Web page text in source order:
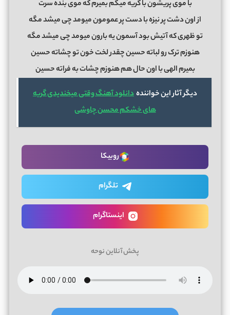
با موی پریشون با گریه میگم بمیرم که موی بنده سرت
از اون دشت پر نیزه با دست پر عمومون میومد چی میشد مگه
تو ظهری که آتیش بود آسمون یه بارون میومد چی میشد مگه
هنوزم ترک رو لباته حسین چقدر لخت خون تو چشاته حسین
بمیرم الهی با اون حال هم هنوزم چشات به فراته حسین
دیگر آثار این خوانندهدانلود آهنگ وقتی میخندیدی گریه
های خشکم محسن چاوشی
روبیکا
تلگرام
اینستاگرام
پخش آنلاین نوحه